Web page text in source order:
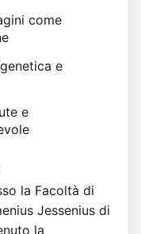
come
e
e
la Facoltà di
Jessenius di
la